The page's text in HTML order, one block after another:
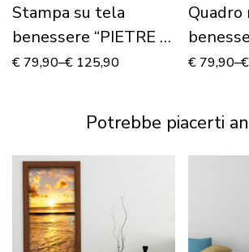
Stampa su tela
benessere “PIETRE E
BAMBOO”
€ 79,90–€ 125,90
Quadro
€ 79,90–€
Potrebbe piacerti